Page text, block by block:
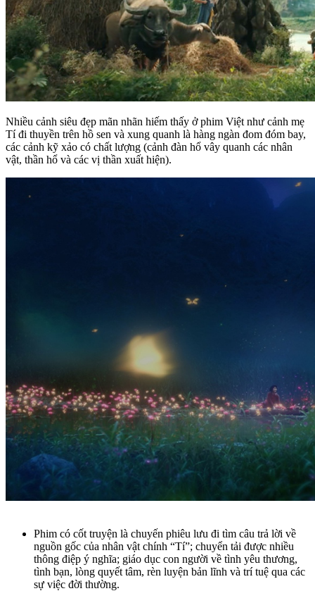
Nhiều cảnh siêu đẹp mãn nhãn hiếm thấy ở phim Việt như cảnh mẹ
Tí đi thuyền trên hồ sen và xung quanh là hàng ngàn đom đóm bay,
các cảnh kỹ xảo có chất lượng (cảnh đàn hổ vây quanh các nhân
vật, thần hổ và các vị thần xuất hiện).
Phim có cốt truyện là chuyến phiêu lưu đi tìm câu trả lời về
nguồn gốc của nhân vật chính “Tí”; chuyển tải được nhiều
thông điệp ý nghĩa; giáo dục con người về tình yêu thương,
tình bạn, lòng quyết tâm, rèn luyện bản lĩnh và trí tuệ qua các
sự việc đời thường.